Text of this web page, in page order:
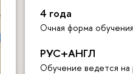
4 года
Очная форма обучения
РУС+АНГЛ
Обучение ведется на